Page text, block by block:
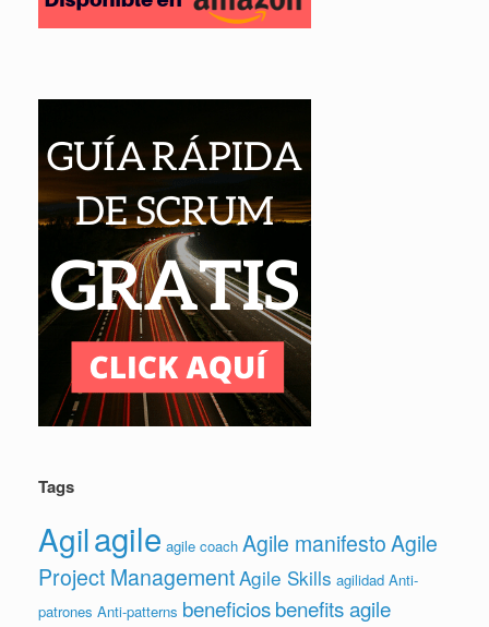
Tags
Agilagile agile coach Agile manifestoAgile
Project ManagementAgile Skills agilidad Anti-
patrones Anti-patterns beneficiosbenefits agile